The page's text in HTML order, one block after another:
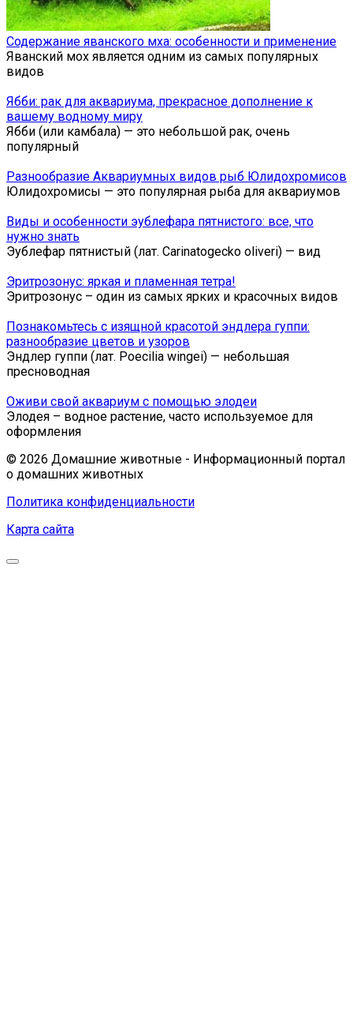
Содержание яванского мха: особенности и применение
Яванский мох является одним из самых популярных
видов
Ябби: рак для аквариума, прекрасное дополнение к
вашему водному миру
Ябби (или камбала) — это небольшой рак, очень
популярный
Разнообразие Аквариумных видов рыб Юлидохромисов
Юлидохромисы — это популярная рыба для аквариумов
Виды и особенности эублефара пятнистого: все, что
нужно знать
Эублефар пятнистый (лат. Carinatogecko oliveri) — вид
Эритрозонус: яркая и пламенная тетра!
Эритрозонус – один из самых ярких и красочных видов
Познакомьтесь с изящной красотой эндлера гуппи:
разнообразие цветов и узоров
Эндлер гуппи (лат. Poecilia wingei) — небольшая
пресноводная
Оживи свой аквариум с помощью элодеи
Элодея – водное растение, часто используемое для
оформления
© 2026 Домашние животные - Информационный портал
о домашних животных
Политика конфиденциальности
Карта сайта